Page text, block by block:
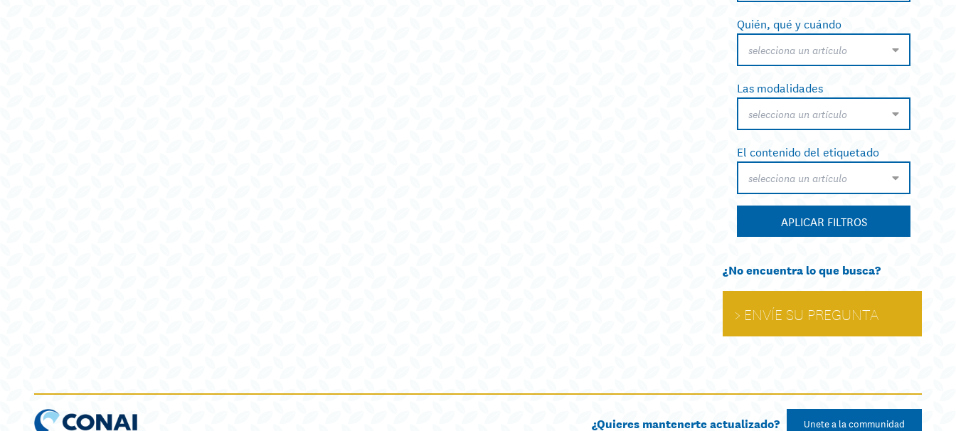
Quién, qué y cuándo
selecciona un artículo
Las modalidades
selecciona un artículo
El contenido del etiquetado
selecciona un artículo
APLICAR FILTROS
¿No encuentra lo que busca?
ENVÍE SU PREGUNTA
¿Quieres mantenerte actualizado? Unete a la communidad